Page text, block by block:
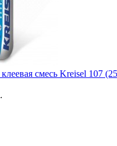
смесь Kreisel 107